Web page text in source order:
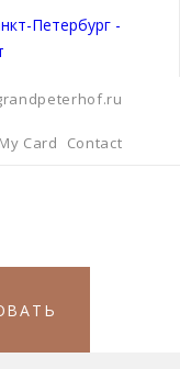
My Card Contact